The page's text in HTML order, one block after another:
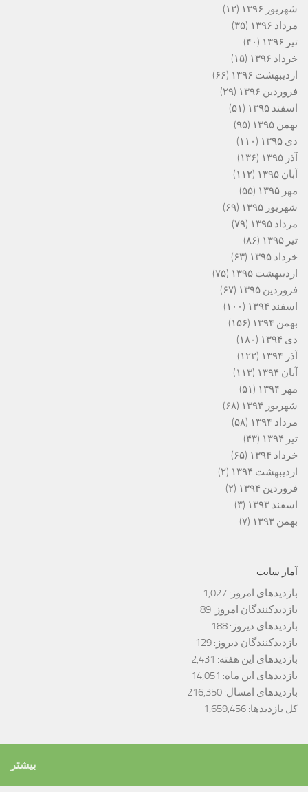
شهریور ۱۳۹۶
(۱۲)
مرداد ۱۳۹۶
(۳۵)
تیر ۱۳۹۶
(۴۰)
خرداد ۱۳۹۶
(۱۵)
اردیبهشت ۱۳۹۶
(۶۶)
فروردین ۱۳۹۶
(۲۹)
اسفند ۱۳۹۵
(۵۱)
بهمن ۱۳۹۵
(۹۵)
دی ۱۳۹۵
(۱۱۰)
آذر ۱۳۹۵
(۱۳۶)
آبان ۱۳۹۵
(۱۱۲)
مهر ۱۳۹۵
(۵۵)
شهریور ۱۳۹۵
(۶۹)
مرداد ۱۳۹۵
(۷۹)
تیر ۱۳۹۵
(۸۶)
خرداد ۱۳۹۵
(۶۳)
اردیبهشت ۱۳۹۵
(۷۵)
فروردین ۱۳۹۵
(۶۷)
اسفند ۱۳۹۴
(۱۰۰)
بهمن ۱۳۹۴
(۱۵۶)
دی ۱۳۹۴
(۱۸۰)
آذر ۱۳۹۴
(۱۲۲)
آبان ۱۳۹۴
(۱۱۳)
مهر ۱۳۹۴
(۵۱)
شهریور ۱۳۹۴
(۶۸)
مرداد ۱۳۹۴
(۵۸)
تیر ۱۳۹۴
(۴۳)
خرداد ۱۳۹۴
(۶۵)
اردیبهشت ۱۳۹۴
(۲)
فروردین ۱۳۹۴
(۲)
اسفند ۱۳۹۳
(۳)
بهمن ۱۳۹۳
(۷)
آمار سایت
بازدیدهای امروز: 1,027
بازدیدکنندگان امروز: 89
بازدیدهای دیروز: 188
بازدیدکنندگان دیروز: 129
بازدیدهای این هفته: 2,431
بازدیدهای این ماه: 14,051
بازدیدهای امسال: 216,350
کل بازدیدها: 1,659,456
بیشتر